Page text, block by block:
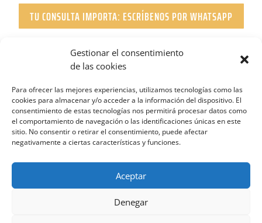
Gestionar el consentimiento
de las cookies
Para ofrecer las mejores experiencias, utilizamos tecnologías como las
cookies para almacenar y/o acceder a la información del dispositivo. El
consentimiento de estas tecnologías nos permitirá procesar datos como
el comportamiento de navegación o las identificaciones únicas en este
sitio. No consentir o retirar el consentimiento, puede afectar
negativamente a ciertas características y funciones.
Aceptar
Denegar
TU CONSULTA IMPORTA: ESCRÍBENOS POR WHATSAPP
Cookies
Gotta Be Public